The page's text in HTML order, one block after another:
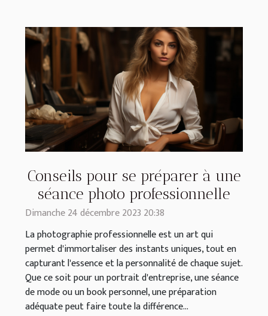
Conseils pour se préparer à une
séance photo professionnelle
Dimanche 24 décembre 2023 20:38
La photographie professionnelle est un art qui
permet d'immortaliser des instants uniques, tout en
capturant l'essence et la personnalité de chaque sujet.
Que ce soit pour un portrait d'entreprise, une séance
de mode ou un book personnel, une préparation
adéquate peut faire toute la différence...